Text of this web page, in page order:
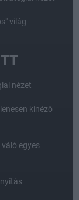
világ
nézet
kinéző
egyes